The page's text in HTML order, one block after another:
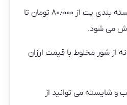
این محصول در بازار در بسته بندی پت از ۸۰٫۰۰۰ تومان تا
از شور مخلوط با قیمت ارزان
و شایسته می توانید از